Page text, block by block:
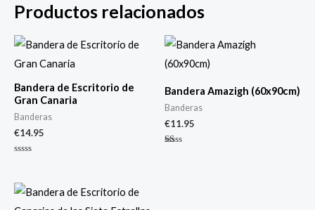
Productos relacionados
Bandera de Escritorio de
Gran Canaria
Banderas
€14.95
de
5
Bandera Amazigh (60x90cm)
Banderas
€11.95